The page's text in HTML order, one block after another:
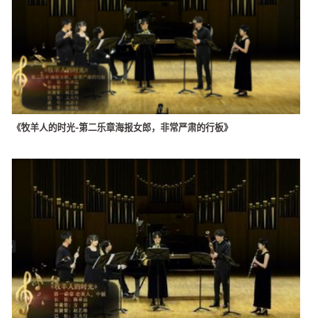
《牧羊人的时光-第二乐章海报女郎，非常严肃的行板》